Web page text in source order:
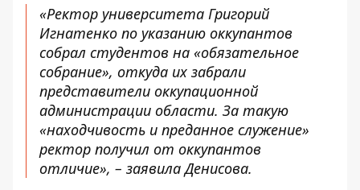
«Ректор университета Григорий
Игнатенко по указанию оккупантов
собрал студентов на «обязательное
собрание», откуда их забрали
представители оккупационной
администрации области. За такую ​​
«находчивость и преданное служение»
ректор получил от оккупантов
отличие», – заявила Денисова.